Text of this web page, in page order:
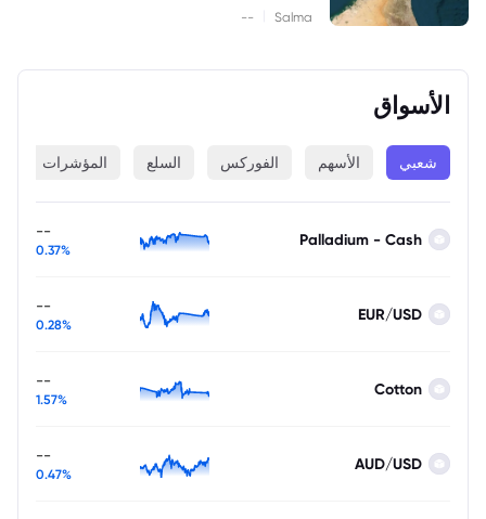
Salma
--
الأسواق
شعبي الأسهم الفوركس السلع المؤشرات
Palladium - Cash
--
0.37%
EUR/USD
--
0.28%
Cotton
--
1.57%
AUD/USD
--
0.47%